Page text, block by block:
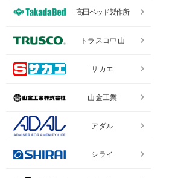
高田ベッド製作所
トラスコ中山
サカエ
山金工業
アダル
シライ